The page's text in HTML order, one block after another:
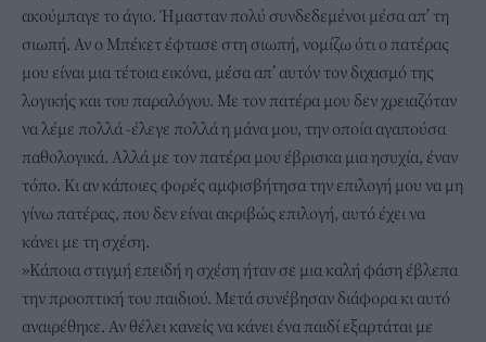
ακούμπαγε το άγιο. Ήμασταν πολύ συνδεδεμένοι μέσα απ’ τη
σιωπή. Αν ο Μπέκετ έφτασε στη σιωπή, νομίζω ότι ο πατέρας
μου είναι μια τέτοια εικόνα, μέσα απ’ αυτόν τον διχασμό της
λογικής και του παραλόγου. Με τον πατέρα μου δεν χρειαζόταν
να λέμε πολλά -έλεγε πολλά η μάνα μου, την οποία αγαπούσα
παθολογικά. Αλλά με τον πατέρα μου έβρισκα μια ησυχία, έναν
τόπο. Κι αν κάποιες φορές αμφισβήτησα την επιλογή μου να μη
γίνω πατέρας, που δεν είναι ακριβώς επιλογή, αυτό έχει να
κάνει με τη σχέση.
»Κάποια στιγμή επειδή η σχέση ήταν σε μια καλή φάση έβλεπα
την προοπτική του παιδιού. Μετά συνέβησαν διάφορα κι αυτό
αναιρέθηκε. Αν θέλει κανείς να κάνει ένα παιδί εξαρτάται με